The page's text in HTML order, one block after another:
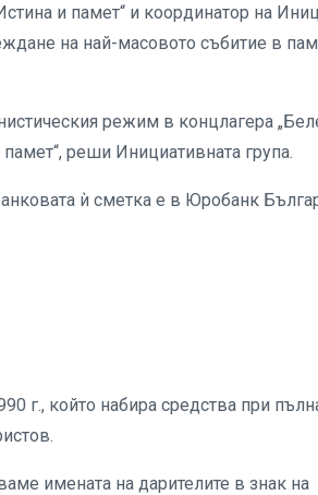
и памет“ и координатор на
на най-масовото събитие в
режим в концлагера
реши Инициативната група.
ѝ сметка е в Юробанк
г., който набира средства при
имената на дарителите в знак на